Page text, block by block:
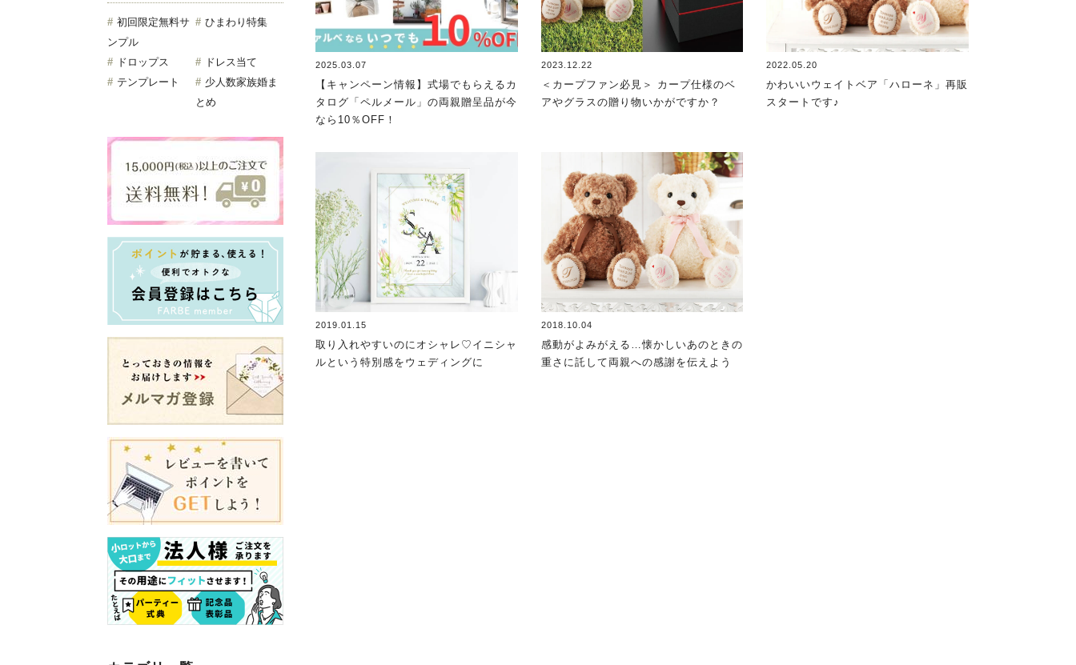
初回限定無料サ
ンプル
ひまわり特集
ドロップス
ドレス当て
テンプレート
少人数家族婚ま
とめ
2025.03.07
【キャンペーン情報】式場でもらえるカ
タログ「ペルメール」の両親贈呈品が今
なら10％OFF！
2023.12.22
＜カープファン必見＞ カープ仕様のベ
アやグラスの贈り物いかがですか？
2022.05.20
かわいいウェイトベア「ハローネ」再販
スタートです♪
2019.01.15
取り入れやすいのにオシャレ♡イニシャ
ルという特別感をウェディングに
2018.10.04
感動がよみがえる…懐かしいあのときの
重さに託して両親への感謝を伝えよう